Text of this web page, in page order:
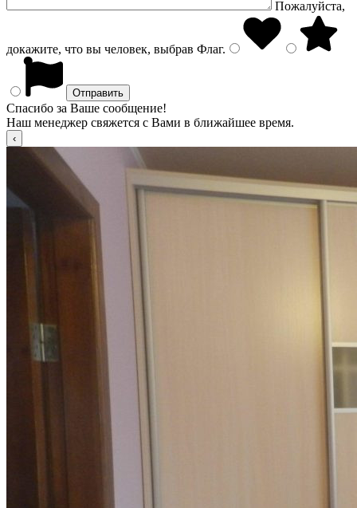
Пожалуйста,
докажите, что вы человек, выбрав Флаг.
Спасибо за Ваше сообщение!
Наш менеджер свяжется с Вами в ближайшее время.